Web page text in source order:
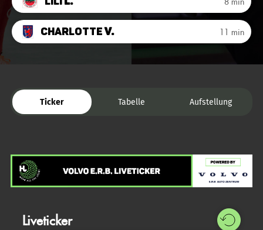
Charlottev. 11 min
Ticker Tabelle Aufstellung
Liveticker